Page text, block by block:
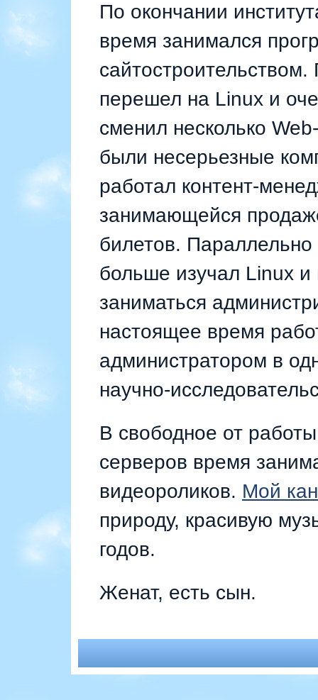
По окончании
время занимался
перешел на Linux и
сменил несколько
были несерьезные
работал контент-
занимающейся
билетов.
больше изучал Linux и
заниматься
настоящее время
администратором в
научно-
В свободное от
серверов время
видеороликов. Мой
природу, красивую
годов.
Женат, есть сын.